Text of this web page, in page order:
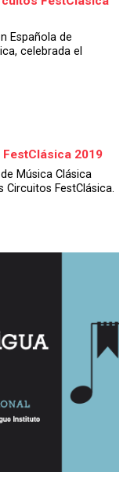
Española de
celebrada el
2019
Música Clásica
FestClásica.